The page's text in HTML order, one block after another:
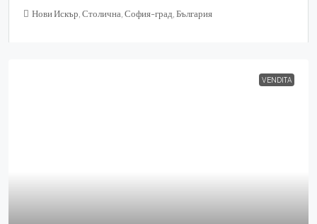
Нови Искър, Столична, София-град, България
VENDITA